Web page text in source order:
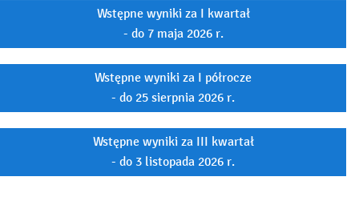
Wstępne wyniki za I kwartał
- do 7 maja 2026 r.
Wstępne wyniki za I półrocze
- do 25 sierpnia 2026 r.
Wstępne wyniki za III kwartał
- do 3 listopada 2026 r.